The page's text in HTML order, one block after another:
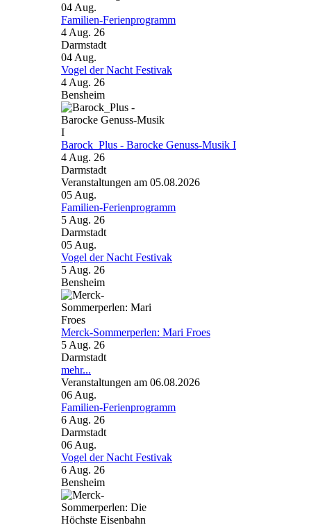
04 Aug.
Familien-Ferienprogramm
4 Aug. 26
Darmstadt
04 Aug.
Vogel der Nacht Festivak
4 Aug. 26
Bensheim
Barock_Plus - Barocke Genuss-Musik I
4 Aug. 26
Darmstadt
Veranstaltungen am 05.08.2026
05 Aug.
Familien-Ferienprogramm
5 Aug. 26
Darmstadt
05 Aug.
Vogel der Nacht Festivak
5 Aug. 26
Bensheim
Merck-Sommerperlen: Mari Froes
5 Aug. 26
Darmstadt
mehr...
Veranstaltungen am 06.08.2026
06 Aug.
Familien-Ferienprogramm
6 Aug. 26
Darmstadt
06 Aug.
Vogel der Nacht Festivak
6 Aug. 26
Bensheim